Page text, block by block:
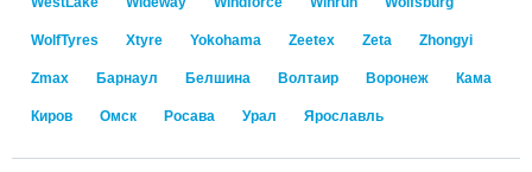
WolfTyres Xtyre Yokohama Zeetex Zeta Zhongyi
Zmax Барнаул Белшина Волтаир Воронеж Кама
Киров Омск Росава Урал Ярославль